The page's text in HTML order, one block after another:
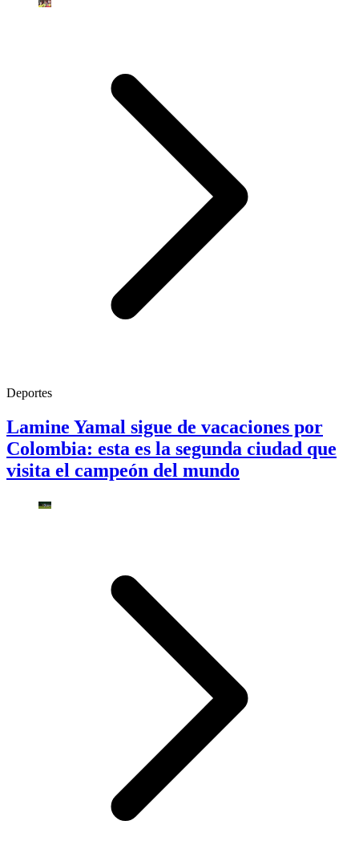
Deportes
Lamine Yamal sigue de vacaciones por
Colombia: esta es la segunda ciudad que
visita el campeón del mundo